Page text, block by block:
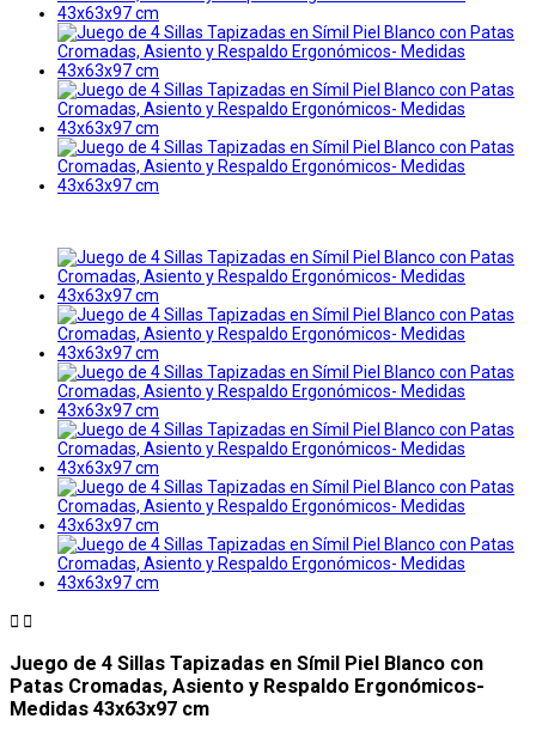
 
Juego de 4 Sillas Tapizadas en Símil Piel Blanco con
Patas Cromadas, Asiento y Respaldo Ergonómicos-
Medidas 43x63x97 cm